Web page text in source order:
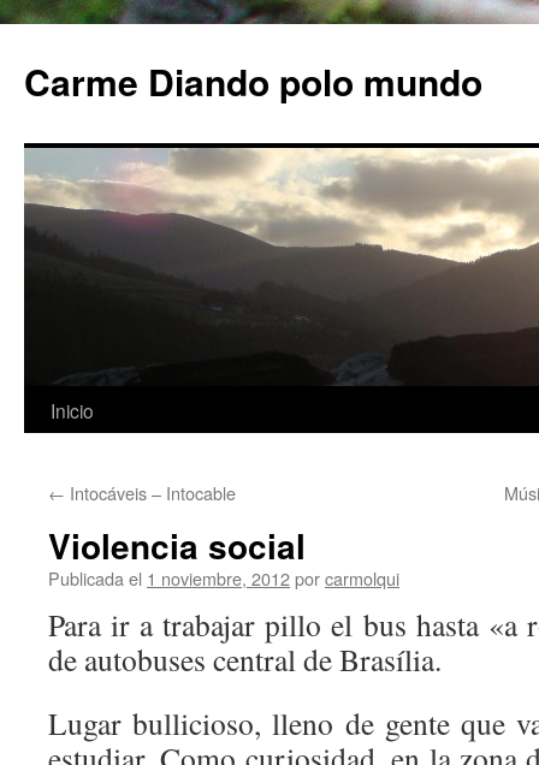
Carme Diando polo mundo
Saltar
contenido
Inicio
← Intocáveis – Intocable
Violencia social
Publicada el 1 noviembre, 2012porcarmolqui
Para ir a trabajar pillo el bus hasta «a
de autobuses central de Brasília.
Lugar bullicioso, lleno de gente que